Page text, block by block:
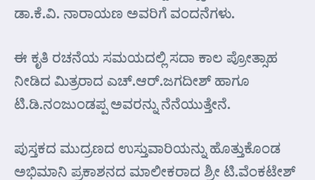
ಡಾ.ಕೆ.ವಿ. ನಾರಾಯಣ ಅವರಿಗೆ ವಂದನೆಗಳು.
ಈ ಕೃತಿ ರಚನೆಯ ಸಮಯದಲ್ಲಿ ಸದಾ ಕಾಲ ಪ್ರೋತ್ಸಾಹ
ನೀಡಿದ ಮಿತ್ರರಾದ ಎಚ್.ಆರ್.ಜಗದೀಶ್ ಹಾಗೂ
ಟಿ.ಡಿ.ನಂಜುಂಡಪ್ಪ ಅವರನ್ನು ನೆನೆಯುತ್ತೇನೆ.
ಪುಸ್ತಕದ ಮುದ್ರಣದ ಉಸ್ತುವಾರಿಯನ್ನು ಹೊತ್ತುಕೊಂಡ
ಅಭಿಮಾನಿ ಪ್ರಕಾಶನದ ಮಾಲೀಕರಾದ ಶ್ರೀ ಟಿ.ವೆಂಕಟೇಶ್